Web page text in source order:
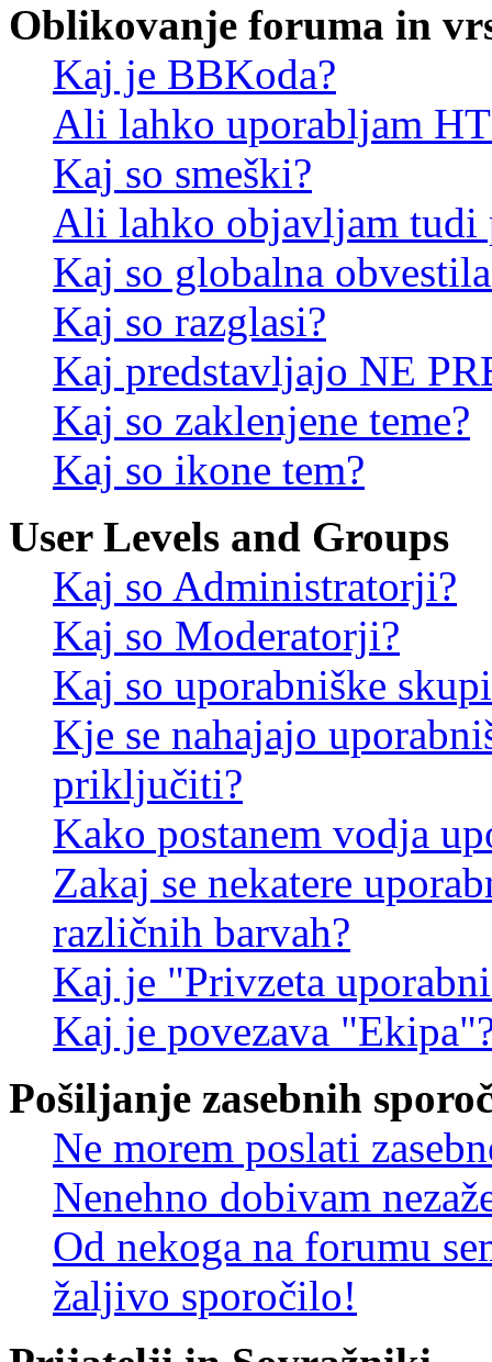
Oblikovanje foruma in
Kaj je BBKoda?
Ali lahko uporabljam
Kaj so smeški?
Ali lahko objavljam tudi
Kaj so globalna
Kaj so razglasi?
Kaj predstavljajo NE
Kaj so zaklenjene teme?
Kaj so ikone tem?
User Levels and Groups
Kaj so Administratorji?
Kaj so Moderatorji?
Kaj so uporabniške
Kje se nahajajo
priključiti?
Kako postanem vodja
Zakaj se nekatere
različnih barvah?
Kaj je "Privzeta
Kaj je povezava
Pošiljanje zasebnih
Ne morem poslati
Nenehno dobivam
Od nekoga na forumu
žaljivo sporočilo!